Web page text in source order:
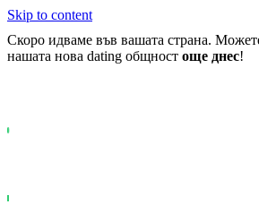
Skip to content
Скоро идваме във вашата страна.
нашата нова dating общност още днес!